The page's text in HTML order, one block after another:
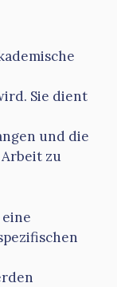
Sie dient
und die
zu